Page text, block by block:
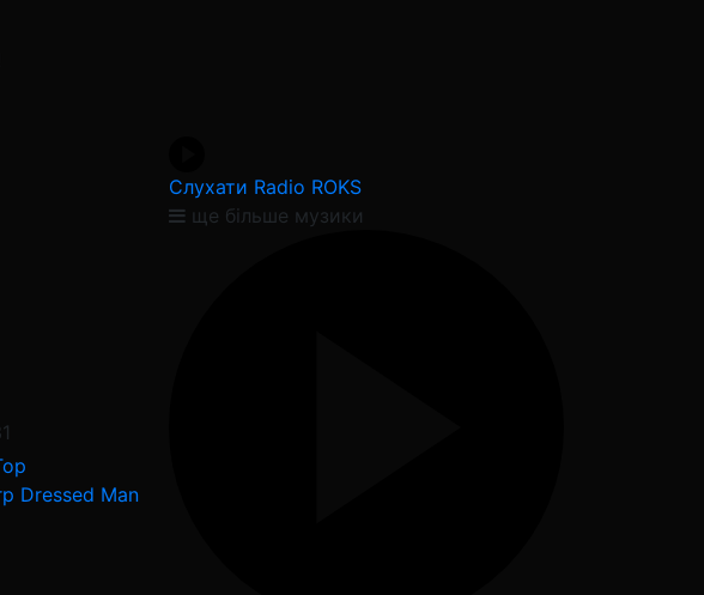
Dressed Man
Слухати Radio ROKS
ще більше музики